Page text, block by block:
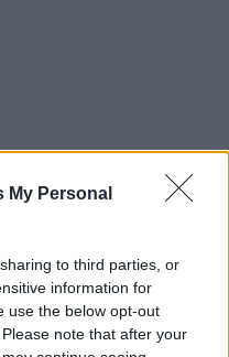
My Personal
to third parties, or
information for
use the below opt-out
note that after your